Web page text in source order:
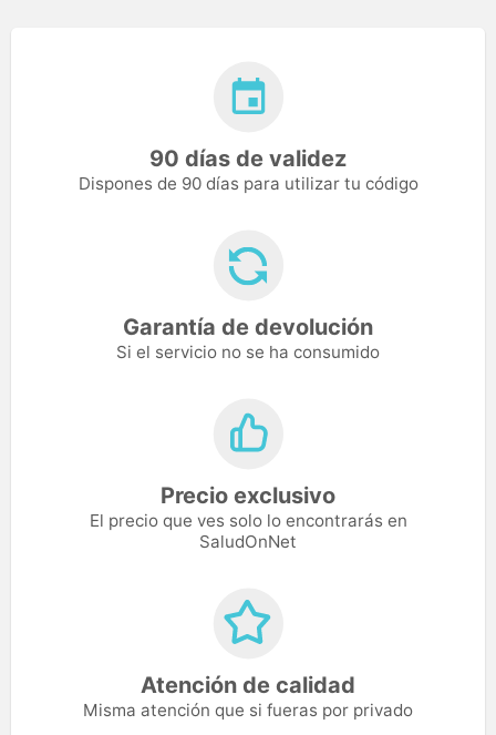
90 días de validez
Dispones de 90 días para utilizar tu código
Garantía de devolución
Si el servicio no se ha consumido
Precio exclusivo
El precio que ves solo lo encontrarás en
SaludOnNet
Atención de calidad
Misma atención que si fueras por privado